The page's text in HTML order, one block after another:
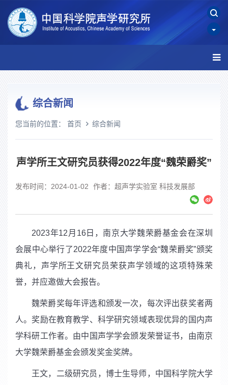
综合新闻
您当前的位置： 首页 综合新闻
声学所王文研究员获得2022年度“魏荣爵奖”
发布时间：2024-01-02 作者：超声学实验室 科技发展部
2023年12 月 16日，南京大学魏荣爵基金会在深圳
会展中心举行了2022年度中国声学学会“魏荣爵奖”颁奖
典礼，声学所王文研究员荣获声学领域的这项特殊荣
誉，并应邀做大会报告。
魏荣爵奖每年评选和颁发一次，每次评出获奖者两
人。奖励在教育教学、科学研究领域表现优异的国内声
学科研工作者。由中国声学学会颁发荣誉证书，由南京
大学魏荣爵基金会颁发奖金奖牌。
王文，二级研究员，博士生导师，中国科学院大学